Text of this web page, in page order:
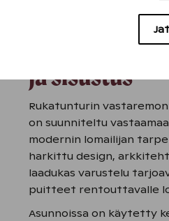
Laadukkaat
ja sisustus
Rukatunturin
on suunniteltu
modernin lomailijan
harkittu design,
laadukas varustelu
puitteet rentouttavalle
Asunnoissa on käytetty